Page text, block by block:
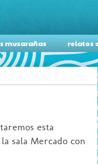
musarañas relatos
esta
sala Mercado con